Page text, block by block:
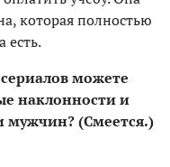
которая полностью
есть.
можете
наклонности и
(Смеется.)